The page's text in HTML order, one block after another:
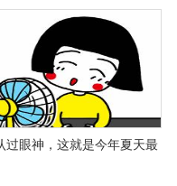
过眼神，这就是今年夏天最